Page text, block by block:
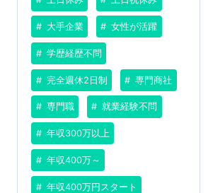
大手企業 女性が活躍
学歴経歴不問
完全週休2日制 専門商社
専門職 就業経験不問
年収300万以上
年収400万～
年収400万円スタート